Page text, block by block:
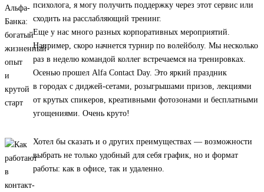
психолога, я могу получить поддержку через этот сервис или
сходить на расслабляющий тренинг.
Еще у нас много разных корпоративных мероприятий.
Например, скоро начнется турнир по волейболу. Мы несколько
раз в неделю командой коллег встречаемся на тренировках.
Осенью прошел Alfa Contact Day. Это яркий праздник
в городах с диджей-сетами, розыгрышами призов, лекциями
от крутых спикеров, креативными фотозонами и бесплатными
угощениями. Очень круто!
Хотел бы сказать и о других преимуществах — возможности
выбрать не только удобный для себя график, но и формат
работы: как в офисе, так и удаленно.